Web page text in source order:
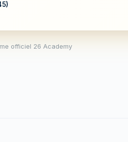
officiel 26 Academy